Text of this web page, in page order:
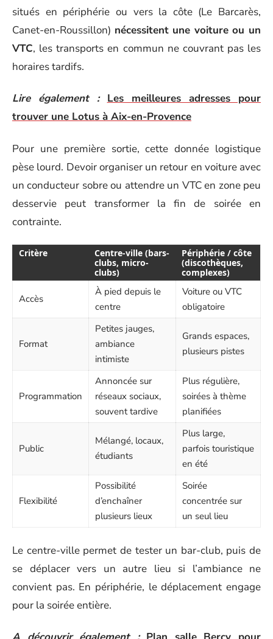
situés en périphérie ou vers la côte (Le Barcarès,
Canet-en-Roussillon) nécessitent une voiture ou un
VTC, les transports en commun ne couvrant pas les
horaires tardifs.
Lire également : Les meilleures adresses pour
trouver une Lotus à Aix-en-Provence
Pour une première sortie, cette donnée logistique
pèse lourd. Devoir organiser un retour en voiture avec
un conducteur sobre ou attendre un VTC en zone peu
desservie peut transformer la fin de soirée en
contrainte.
Critère
Centre-ville (bars-
clubs, micro-
clubs)
Périphérie / côte
(discothèques,
complexes)
Accès
À pied depuis le
centre
Voiture ou VTC
obligatoire
Format
Petites jauges,
ambiance
intimiste
Grands espaces,
plusieurs pistes
Programmation
Annoncée sur
réseaux sociaux,
souvent tardive
Plus régulière,
soirées à thème
planifiées
Public
Mélangé, locaux,
étudiants
Plus large,
parfois touristique
en été
Flexibilité
Possibilité
d’enchaîner
plusieurs lieux
Soirée
concentrée sur
un seul lieu
Le centre-ville permet de tester un bar-club, puis de
se déplacer vers un autre lieu si l’ambiance ne
convient pas. En périphérie, le déplacement engage
pour la soirée entière.